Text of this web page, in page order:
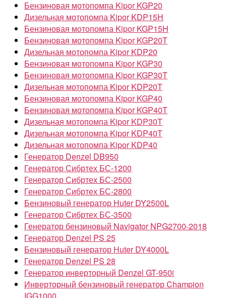
Бензиновая мотопомпа Kipor KGP20
Дизельная мотопомпа Kipor KDP15Н
Бензиновая мотопомпа Kipor KGP15H
Бензиновая мотопомпа Kipor KGP20T
Дизельная мотопомпа Kipor KDP20
Бензиновая мотопомпа Kipor KGP30
Бензиновая мотопомпа Kipor KGP30T
Дизельная мотопомпа Kipor KDP20T
Бензиновая мотопомпа Kipor KGP40
Бензиновая мотопомпа Kipor KGP40T
Дизельная мотопомпа Kipor KDP30T
Дизельная мотопомпа Kipor KDP40T
Дизельная мотопомпа Kipor KDP40
Генератор Denzel DB950
Генератор Сибртех БС-1200
Генератор Сибртех БС-2500
Генератор Сибртех БС-2800
Бензиновый генератор Huter DY2500L
Генератор Сибртех БС-3500
Генератор бензиновый Navigator NPG2700-2018
Генератор Denzel PS 25
Бензиновый генератор Huter DY4000L
Генератор Denzel PS 28
Генератор инверторный Denzel GT-950i
Инверторный бензиновый генератор Champion